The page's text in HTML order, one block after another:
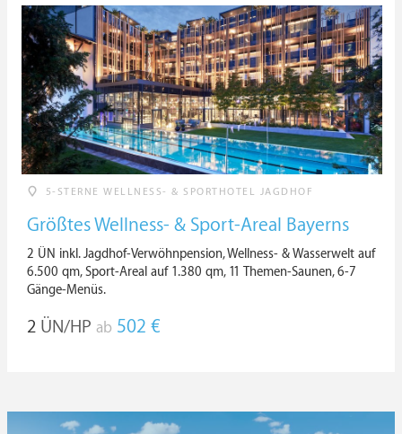
5-STERNE WELLNESS- & SPORTHOTEL JAGDHOF
Größtes Wellness- & Sport-Areal Bayerns
2 ÜN inkl. Jagdhof-Verwöhnpension, Wellness- & Wasserwelt auf
6.500 qm, Sport-Areal auf 1.380 qm, 11 Themen-Saunen, 6-7
Gänge-Menüs.
2 ÜN/HP ab 502 €